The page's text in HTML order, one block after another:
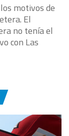
motivos de
El
no tenía el
con Las